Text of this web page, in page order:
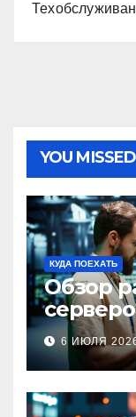
YOU MISSED
КУДА ПОЕХАТЬ
Обзор
6 ИЮЛЯ